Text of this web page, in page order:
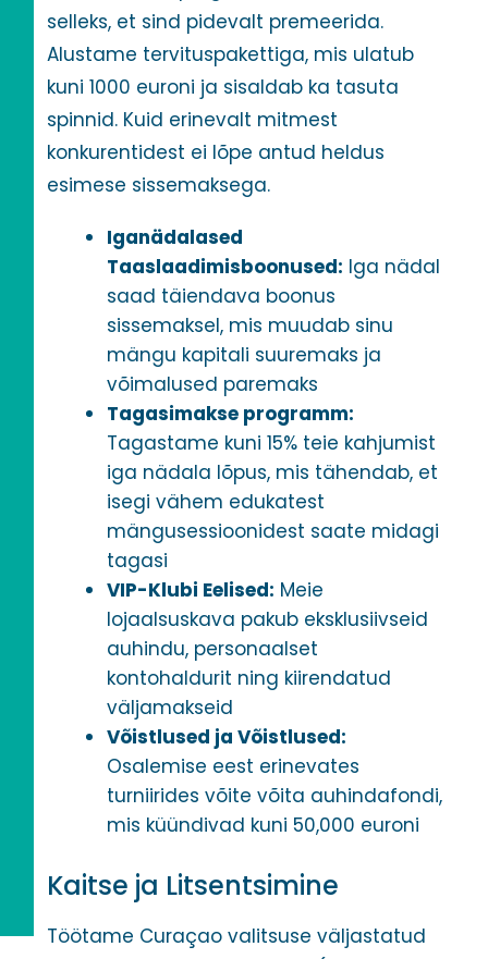
selleks, et sind pidevalt premeerida.
Alustame tervituspakettiga, mis ulatub
kuni 1000 euroni ja sisaldab ka tasuta
spinnid. Kuid erinevalt mitmest
konkurentidest ei lõpe antud heldus
esimese sissemaksega.
Iganädalased
Taaslaadimisboonused: Iga nädal
saad täiendava boonus
sissemaksel, mis muudab sinu
mängu kapitali suuremaks ja
võimalused paremaks
Tagasimakse programm:
Tagastame kuni 15% teie kahjumist
iga nädala lõpus, mis tähendab, et
isegi vähem edukatest
mängusessioonidest saate midagi
tagasi
VIP-Klubi Eelised: Meie
lojaalsuskava pakub eksklusiivseid
auhindu, personaalset
kontohaldurit ning kiirendatud
väljamakseid
Võistlused ja Võistlused:
Osalemise eest erinevates
turniirides võite võita auhindafondi,
mis küündivad kuni 50,000 euroni
Kaitse ja Litsentsimine
Töötame Curaçao valitsuse väljastatud